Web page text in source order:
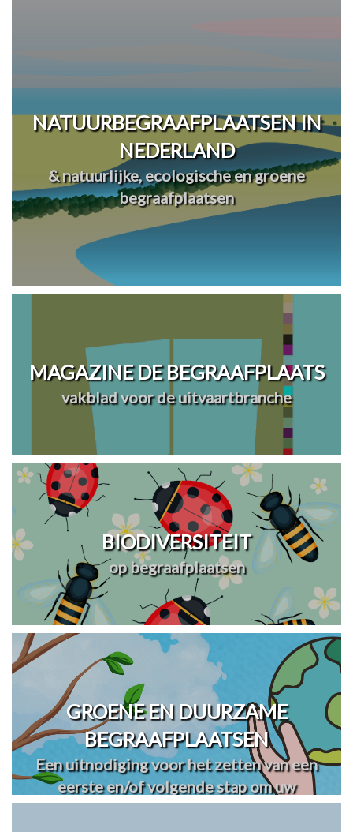
NATUURBEGRAAFPLAATSEN IN
NEDERLAND
& natuurlijke, ecologische en groene
begraafplaatsen
MAGAZINE DE BEGRAAFPLAATS
vakblad voor de uitvaartbranche
BIODIVERSITEIT
op begraafplaatsen
GROENE EN DUURZAME
BEGRAAFPLAATSEN
Een uitnodiging voor het zetten van een
eerste en/of volgende stap om uw
begraafplaats(en) te vergroenen en